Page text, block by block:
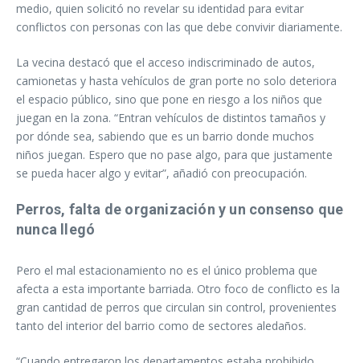
medio, quien solicitó no revelar su identidad para evitar
conflictos con personas con las que debe convivir diariamente.
La vecina destacó que el acceso indiscriminado de autos,
camionetas y hasta vehículos de gran porte no solo deteriora
el espacio público, sino que pone en riesgo a los niños que
juegan en la zona. “Entran vehículos de distintos tamaños y
por dónde sea, sabiendo que es un barrio donde muchos
niños juegan. Espero que no pase algo, para que justamente
se pueda hacer algo y evitar”, añadió con preocupación.
Perros, falta de organización y un consenso que
nunca llegó
Pero el mal estacionamiento no es el único problema que
afecta a esta importante barriada. Otro foco de conflicto es la
gran cantidad de perros que circulan sin control, provenientes
tanto del interior del barrio como de sectores aledaños.